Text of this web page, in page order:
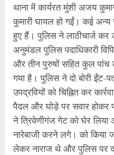
थाना में कार्यरत मुंशी अजय
कुमारी घायल हो गईं। कई अन्य
हुए हैं। पुलिस ने लाठीचार्ज कर
अनुमंडल पुलिस पदाधिकारी
और तीन पुरुषों सहित कुल पांच
गया है। पुलिस ने दो बोरी
उपद्रवियों को चिह्नित कर
पैदल और घोड़े पर सवार होकर
ने त्रिवेणीगंज गेट को घेर
नारेबाजी करने लगे। को किया
लेकर नाराज थे और पुलिस पर